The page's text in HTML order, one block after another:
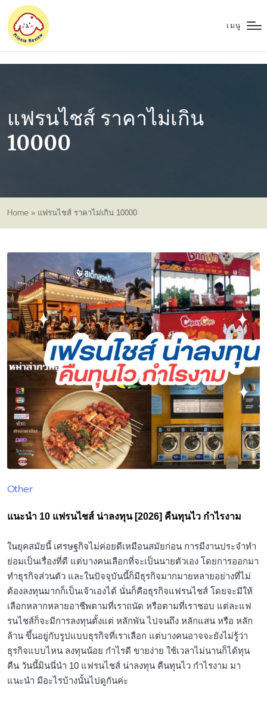
เมนู
แฟรนไชส์ ราคาไม่เกิน
10000
Home » แฟรนไชส์ ราคาไม่เกิน 10000
Posted
Other
แนะนำ 10 แฟรนไชส์ น่าลงทุน [2026] คืนทุนไว กำไรงาม
ในยุคสมัยนี้ เศรษฐกิจไม่ค่อยดีเหมือนสมัยก่อน การมีงานประจำทำ
ย่อมเป็นเรื่องที่ดี แต่บางคนเลือกที่จะเป็นนายตัวเอง โดยการออกมา
ทำธุรกิจส่วนตัว และในปัจจุบันนี้ก็มีธุรกิจมากมายหลายอย่างที่ไม่
ต้องลงทุนมากก็เป็นเจ้าเองได้ นั่นก็คือธุรกิจแฟรนไชส์ โดยจะมีให้
เลือกหลากหลายอาชีพตามที่เราถนัด หรือตามที่เราชอบ แต่ละแฟ
รนไชส์ก็จะมีการลงทุนตั้งแต่ หลักพัน ไปจนถึง หลักแสน หรือ หลัก
ล้าน ขึ้นอยู่กับรูปแบบธุรกิจที่เราเลือก แต่บางคนอาจจะยังไม่รู้ว่า
ธุรกิจแบบไหน ลงทุนน้อย กำไรดี ขายง่าย ใช้เวลาไม่นานก็ได้ทุน
คืน วันนี้มินนี่นำ 10 แฟรนไชส์ น่าลงทุน คืนทุนไว กำไรงาม มา
แนะนำ มีอะไรบ้างนั้นไปดูกันค่ะ